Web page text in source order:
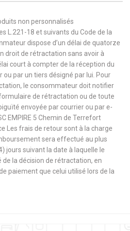
non personnalisés
L.221-18 et suivants du Code de la
dispose d’un délai de quatorze
droit de rétractation sans avoir à
court à compter de la réception du
ou par un tiers désigné par lui. Pour
le consommateur doit notifier
de rétractation ou de toute
envoyée par courrier ou par e-
EMPIRE 5 Chemin de Terrefort
Les frais de retour sont à la charge
sera effectué au plus
jours suivant la date à laquelle le
la décision de rétractation, en
paiement que celui utilisé lors de la